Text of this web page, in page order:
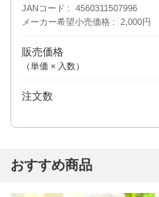
JANコード
4560311507996
メーカー希望小売価格
2,000円
販売価格
（単価 × 入数）
注文数
おすすめ商品